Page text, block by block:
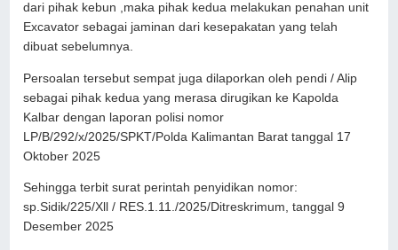
dari pihak kebun ,maka pihak kedua melakukan penahan unit
Excavator sebagai jaminan dari kesepakatan yang telah
dibuat sebelumnya.
Persoalan tersebut sempat juga dilaporkan oleh pendi / Alip
sebagai pihak kedua yang merasa dirugikan ke Kapolda
Kalbar dengan laporan polisi nomor
LP/B/292/x/2025/SPKT/Polda Kalimantan Barat tanggal 17
Oktober 2025
Sehingga terbit surat perintah penyidikan nomor:
sp.Sidik/225/Xll / RES.1.11./2025/Ditreskrimum, tanggal 9
Desember 2025